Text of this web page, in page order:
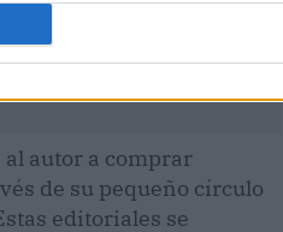
autor a comprar
de su pequeño círculo
editoriales se